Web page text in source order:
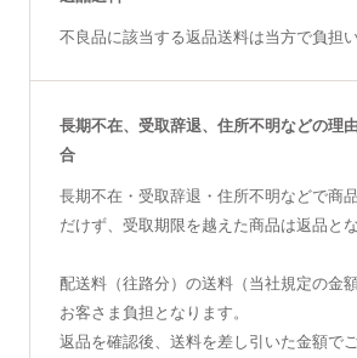
不良品に該当する返品送料は当方で負担い
長期不在、受取辞退、住所不明などの理
合
長期不在・受取辞退・住所不明などで商
だけず、受取期限を越えた商品は返品とな
配送料（往路分）の送料（当社規定の金
お客さま負担となります。
返品を確認後、送料を差し引いた金額で